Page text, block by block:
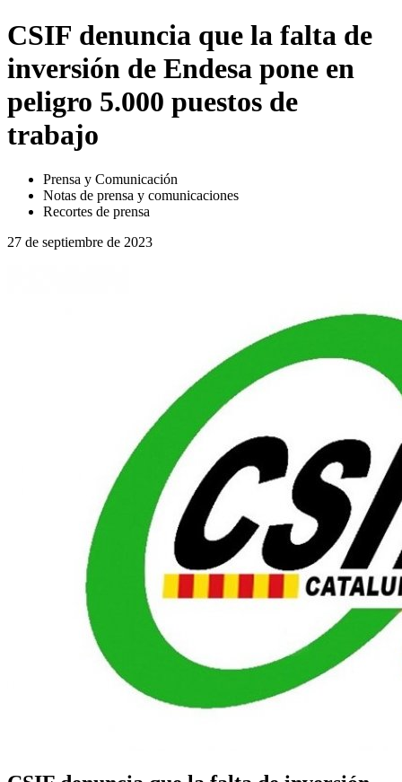
CSIF denuncia que la falta de
inversión de Endesa pone en
peligro 5.000 puestos de
trabajo
Prensa y Comunicación
Notas de prensa y comunicaciones
Recortes de prensa
27 de septiembre de 2023